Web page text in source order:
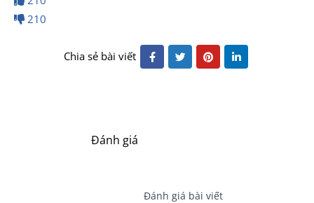
210
Chia sẻ bài viết
Đánh giá
Đánh giá bài viết